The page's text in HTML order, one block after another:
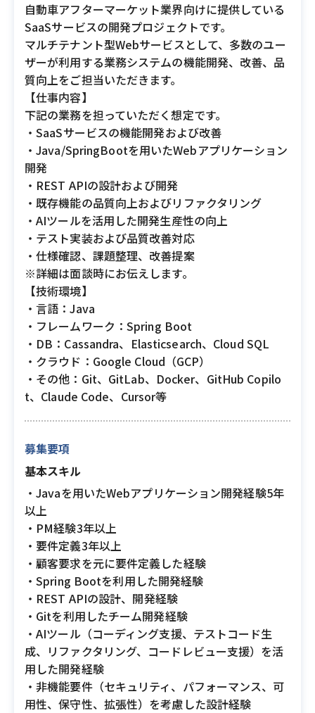
自動車アフターマーケット業界向けに提供している
SaaSサービスの開発プロジェクトです。
マルチテナント型Webサービスとして、多数のユー
ザーが利用する業務システムの機能開発、改善、品
質向上をご担当いただきます。
【仕事内容】
下記の業務を担っていただく想定です。
・SaaSサービスの機能開発および改善
・Java/SpringBootを用いたWebアプリケーション
開発
・REST APIの設計および開発
・既存機能の品質向上およびリファクタリング
・AIツールを活用した開発生産性の向上
・テスト実装および品質改善対応
・仕様確認、課題整理、改善提案
※詳細は面談時にお伝えします。
【技術環境】
・言語：Java
・フレームワーク：Spring Boot
・DB：Cassandra、Elasticsearch、Cloud SQL
・クラウド：Google Cloud（GCP）
・その他：Git、GitLab、Docker、GitHub Copilo
t、Claude Code、Cursor等
募集要項
基本スキル
・Javaを用いたWebアプリケーション開発経験5年
以上
・PM経験3年以上
・要件定義3年以上
・顧客要求を元に要件定義した経験
・Spring Bootを利用した開発経験
・REST APIの設計、開発経験
・Gitを利用したチーム開発経験
・AIツール（コーディング支援、テストコード生
成、リファクタリング、コードレビュー支援）を活
用した開発経験
・非機能要件（セキュリティ、パフォーマンス、可
用性、保守性、拡張性）を考慮した設計経験